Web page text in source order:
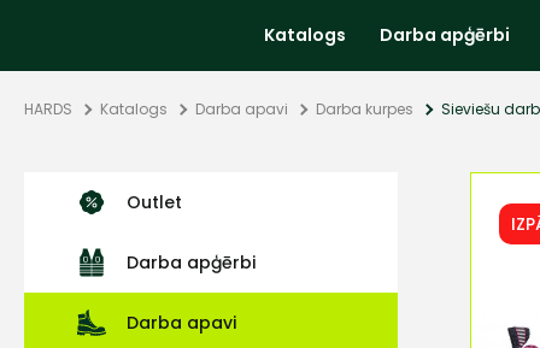
Katalogs Darba apģērbi
HARDS Katalogs Darba apavi Darba kurpes Sieviešu
Outlet
Darba apģērbi
Darba apavi